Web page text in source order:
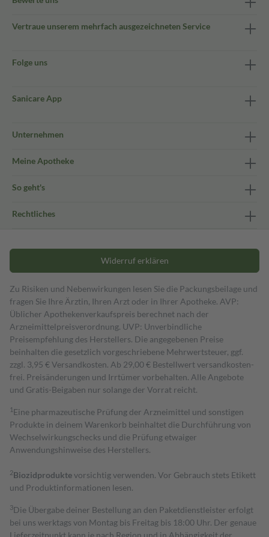
Vertraue unserem mehrfach ausgezeichneten Service
Folge uns
Sanicare App
Unternehmen
Meine Apotheke
So geht's
Rechtliches
Widerruf erklären
Zu Risiken und Nebenwirkungen lesen Sie die Packungsbeilage und
fragen Sie Ihre Ärztin, Ihren Arzt oder in Ihrer Apotheke. AVP:
Üblicher Apothekenverkaufspreis berechnet nach der
Arzneimittelpreisverordnung. UVP: Unverbindliche
Preisempfehlung des Herstellers. Die angegebenen Preise
beinhalten die gesetzlich vorgeschriebene Mehrwertsteuer, ggf.
zzgl. 3,95 € Versandkosten. Ab 29,00 € Bestell­wert versand­kosten­
frei. Preisänderungen und Irrtümer vorbehalten. Alle Angebote
und Gratis-Beigaben nur solange der Vorrat reicht.
1 Eine pharmazeutische Prüfung der Arzneimittel und sonstigen
Produkte in deinem Warenkorb beinhaltet die Durchführung von
Wechselwirkungschecks und die Prüfung etwaiger
Anwendungshinweise des Herstellers.
2Biozidproduktevorsichtig verwenden. Vor Gebrauch stets Etikett
und Produktinformationen lesen.
3Die Übergabe deiner Bestellung an den Paketdienstleister erfolgt
bei uns werktags von Montag bis Freitag bis 18:00 Uhr. Der genaue
Lieferzeitpunkt kann je nach Region und in Abhängigkeit der